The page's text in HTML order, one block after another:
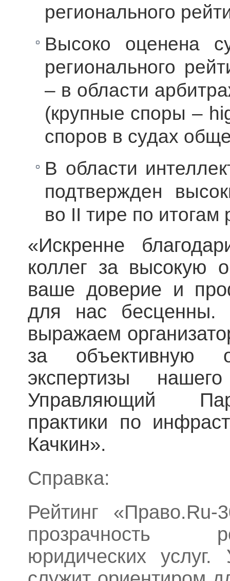
регионального
Высоко оценена
регионального
– в области
(крупные споры –
споров в судах
В области
подтвержден
во II тире по итогам
«Искренне
коллег за высокую
ваше доверие и
для нас бесценны.
выражаем
за объективную
экспертизы
Управляющий
практики по
Качкин».
Справка:
Рейтинг «Право.Ru-
прозрачность
юридических